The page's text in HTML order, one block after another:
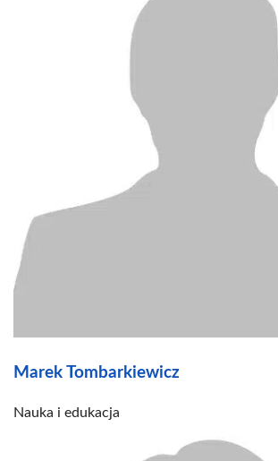
Marek Tombarkiewicz
Nauka i edukacja